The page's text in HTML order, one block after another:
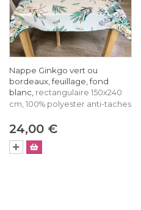
Nappe Ginkgo vert ou
bordeaux, feuillage, fond
blanc, rectangulaire 150x240
cm, 100% polyester anti-taches
24,00 €